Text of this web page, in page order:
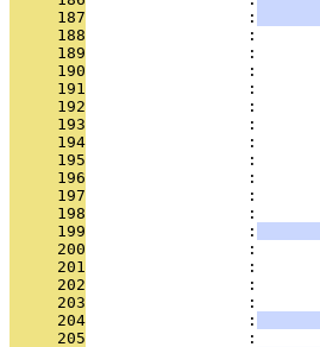
     187
                 :
     188
:
     189
:
     190
:
     191
:
     192
:
     193
:
     194
:
     195
:
     196
:
     197
:
     198
:
     199
                 :
     200
:
     201
:
     202
:
     203
:
     204
                 :
     205
: